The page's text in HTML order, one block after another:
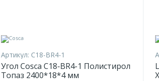
Артикул: C18-BR4-1
Угол Cosca C18-BR4-1 Полистирол
Топаз 2400*18*4 мм